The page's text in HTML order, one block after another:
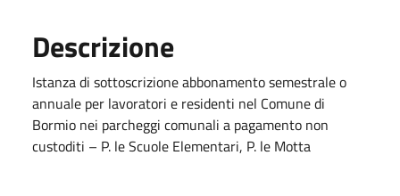
Descrizione
Istanza di sottoscrizione abbonamento semestrale o
annuale per lavoratori e residenti nel Comune di
Bormio nei parcheggi comunali a pagamento non
custoditi – P. le Scuole Elementari, P. le Motta